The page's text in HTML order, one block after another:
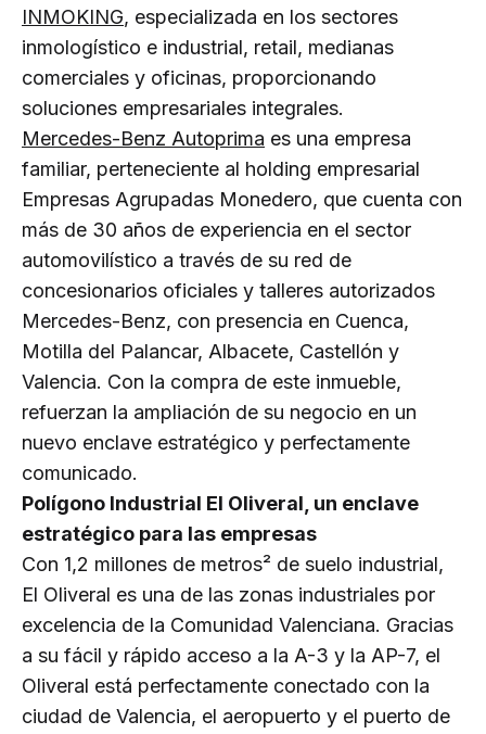
INMOKING, especializada en los sectores
inmologístico e industrial, retail, medianas
comerciales y oficinas, proporcionando
soluciones empresariales integrales.
Mercedes-Benz Autoprima es una empresa
familiar, perteneciente al holding empresarial
Empresas Agrupadas Monedero, que cuenta con
más de 30 años de experiencia en el sector
automovilístico a través de su red de
concesionarios oficiales y talleres autorizados
Mercedes-Benz, con presencia en Cuenca,
Motilla del Palancar, Albacete, Castellón y
Valencia. Con la compra de este inmueble,
refuerzan la ampliación de su negocio en un
nuevo enclave estratégico y perfectamente
comunicado.
Polígono Industrial El Oliveral, un enclave
estratégico para las empresas
Con 1,2 millones de metros² de suelo industrial,
El Oliveral es una de las zonas industriales por
excelencia de la Comunidad Valenciana. Gracias
a su fácil y rápido acceso a la A-3 y la AP-7, el
Oliveral está perfectamente conectado con la
ciudad de Valencia, el aeropuerto y el puerto de